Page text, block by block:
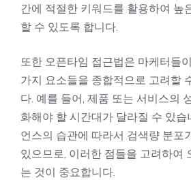
간에 적절한 키워드를 활용하여 높
할 수 있도록 합니다.
또한 오픈타임 접근법은 마케터들
가지 요소들을 종합적으로 고려할
다. 예를 들어, 제품 또는 서비스의
화해야 할 시간대가 달라질 수 있습
언스의 습관에 따라서 검색량 분포
있으므로, 이러한 점들을 고려하여
는 것이 중요합니다.